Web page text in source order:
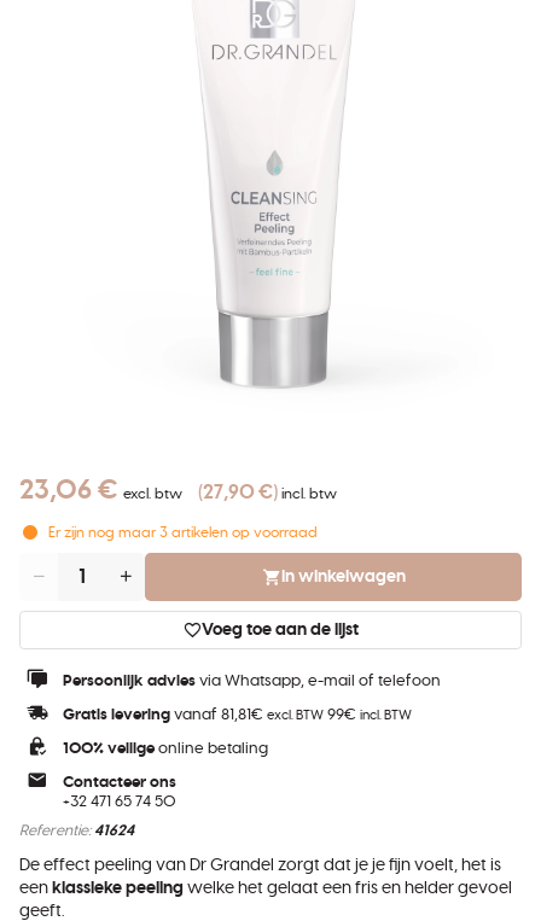
23,06 € excl. btw 27,90 € incl. btw
Er zijn nog maar 3 artikelen op voorraad
Aantal In winkelwagen
Voeg toe aan de lijst
Persoonlijk advies via Whatsapp, e-mail of telefoon
Gratis levering vanaf 81,81€ excl. BTW 99€ incl. BTW
100% veilige online betaling
Contacteer ons
+32 471 65 74 50
Referentie: 41624
De effect peeling van Dr Grandel zorgt dat je je fijn voelt, het is
een klassieke peeling welke het gelaat een fris en helder gevoel
geeft.